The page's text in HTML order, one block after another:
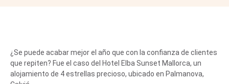
¿Se puede acabar mejor el año que con la confianza de clientes
que repiten? Fue el caso del Hotel Elba Sunset Mallorca, un
alojamiento de 4 estrellas precioso, ubicado en Palmanova,